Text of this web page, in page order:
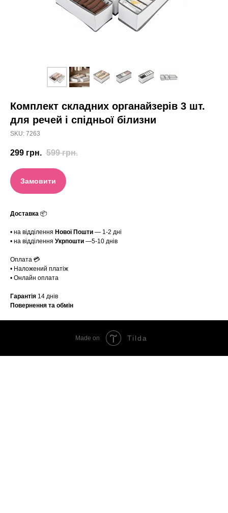
Комплект складних органайзерів 3 шт.
для речей і спідньої білизни
SKU: 7263
299 грн. 599 грн.
Замовити
Доставка 📦
• на відділення Нової Пошти — 1-2 дні
• на відділення Укрпошти —5-10 днів
Оплата 💳
• Наложений платіж
• Онлайн оплата
Гарантія 14 днів
Повернення та обмін
Made on Tilda